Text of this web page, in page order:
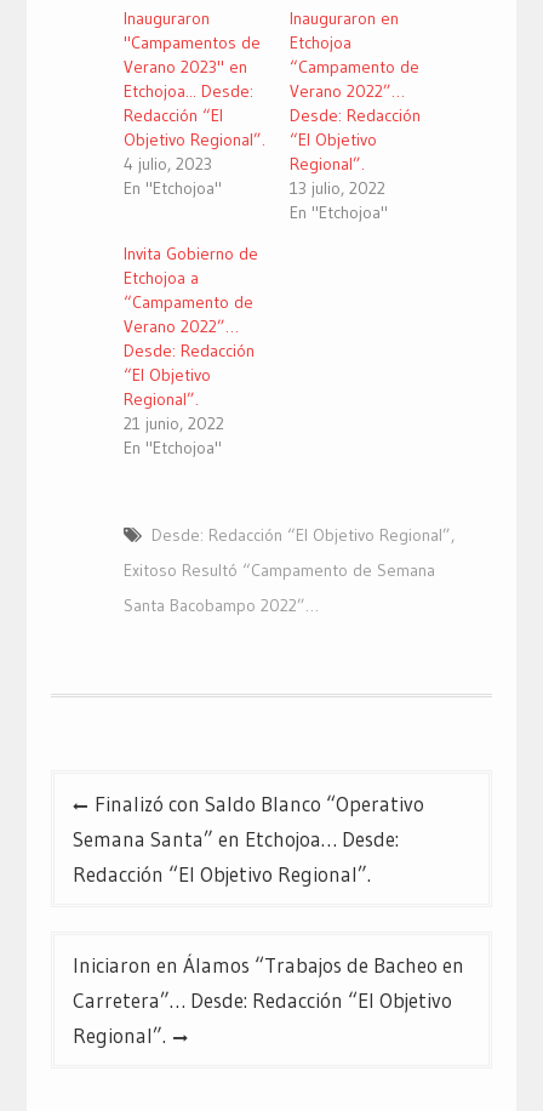
una
ventana
nueva) nueva)
una
ventana
nueva)
Inauguraron
"Campamentos de
Verano 2023" en
Etchojoa... Desde:
Redacción “El
Objetivo Regional”.
4 julio, 2023
En "Etchojoa"
Inauguraron en
Etchojoa
“Campamento de
Verano 2022”…
Desde: Redacción
“El Objetivo
Regional”.
13 julio, 2022
En "Etchojoa"
Invita Gobierno de
Etchojoa a
“Campamento de
Verano 2022”…
Desde: Redacción
“El Objetivo
Regional”.
21 junio, 2022
En "Etchojoa"
Desde: Redacción “El Objetivo Regional”,
Exitoso Resultó “Campamento de Semana
Santa Bacobampo 2022”…
Navegación
de
entradas
Finalizó con Saldo Blanco “Operativo
Semana Santa” en Etchojoa… Desde:
Redacción “El Objetivo Regional”.
Iniciaron en Álamos “Trabajos de Bacheo en
Carretera”… Desde: Redacción “El Objetivo
Regional”.